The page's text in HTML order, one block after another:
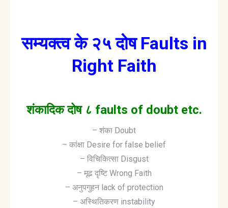
सम्यक्त्व के २५ दोष Faults in
Right Faith
शंकादिक दोष ८ faults of doubt etc.
– शंका Doubt
– कांक्षा Desire for false belief
– विचिकित्सा Disgust
– मूढ दृष्टि Wrong Faith
– अनुपगुहन lack of protection
– अस्थितिकरण instability